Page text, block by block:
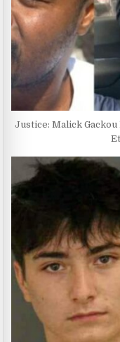
Justice: Malick Gackou